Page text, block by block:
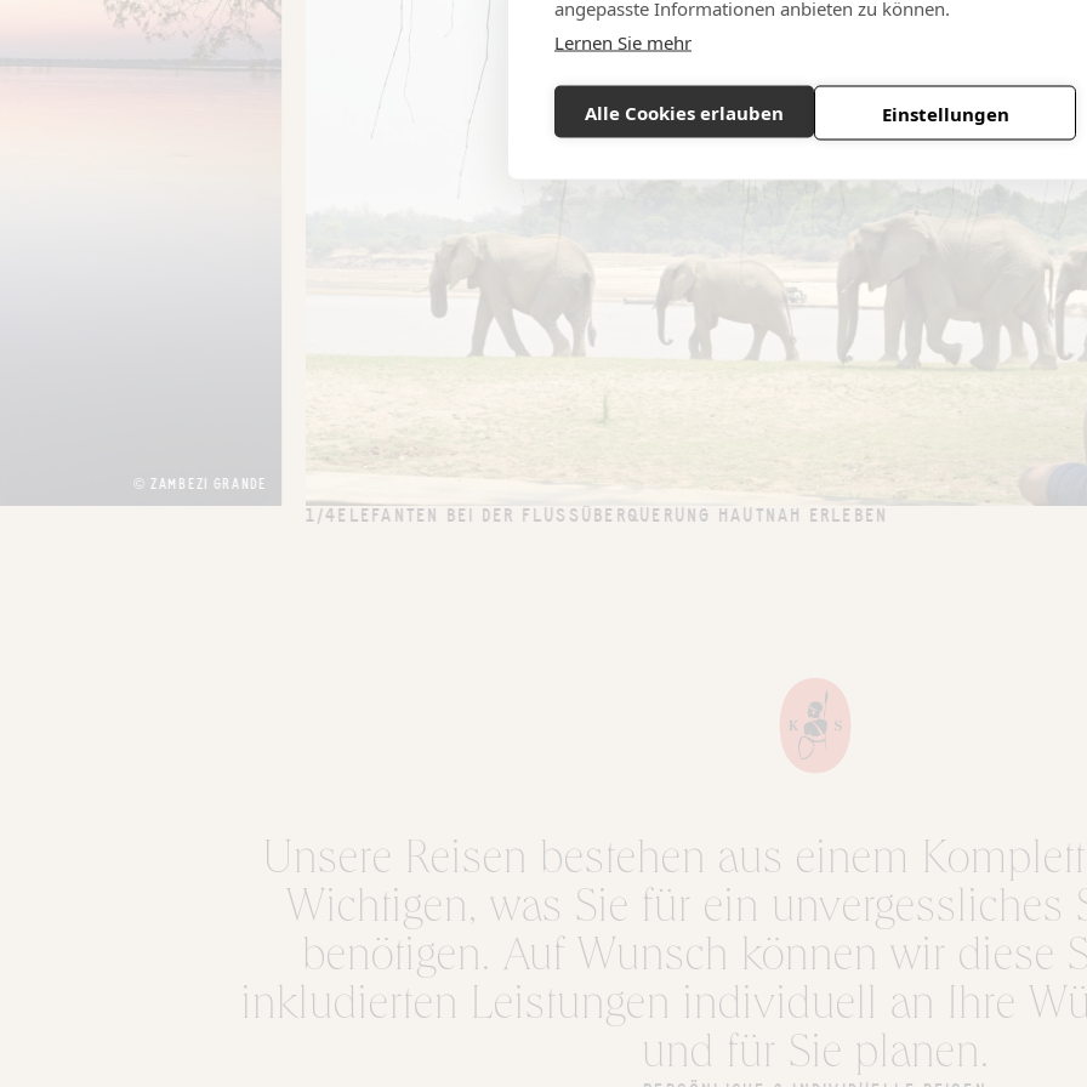
angepasste Informationen anbieten zu können.
Lernen Sie mehr
Alle Cookies erlauben Einstellungen
© ZAMBEZI GRANDE
1/4 ELEFANTEN BEI DER FLUSSÜBERQUERUNG HAUTNAH ERLEBEN
Unsere Reisen bestehen aus einem
Wichtigen, was Sie für ein unvergessliches
benötigen. Auf Wunsch können wir diese
inkludierten Leistungen individuell an Ihre
und für Sie planen.